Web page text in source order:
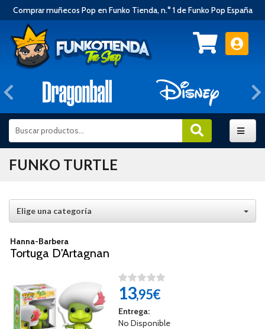
Comprar muñecos Pop en Funko Tienda, n.° 1 de Funko Pop España
Anterior
FUNKO TURTLE
Elige una categoría
Hanna-Barbera
Tortuga D'Artagnan
13,95€
Entrega:
No Disponible